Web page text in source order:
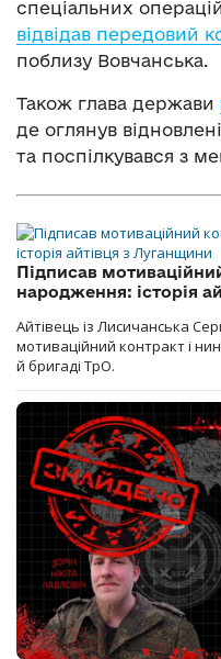
спеціальних
відвідав передовий
поблизу Вовчанська.
Також глава держави
де оглянув
та поспілкувався з
Підписав
народження: історія
Айтівець із Лисичанська
мотиваційний контракт і
й бригаді ТрО.